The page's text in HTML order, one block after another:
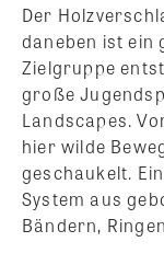
Der
daneben ist
Zielgruppe
große
Landscapes.
hier wilde
geschaukelt.
System aus
Bändern,